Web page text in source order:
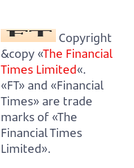
Copyright
&copy «The Financial
Times Limited«.
«FT» and «Financial
Times» are trade
marks of «The
Financial Times
Limited».